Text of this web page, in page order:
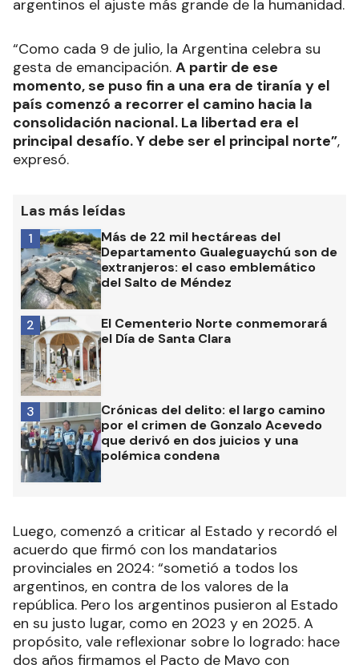
argentinos el ajuste más grande de la humanidad.
“Como cada 9 de julio, la Argentina celebra su
gesta de emancipación. A partir de ese
momento, se puso fin a una era de tiranía y el
país comenzó a recorrer el camino hacia la
consolidación nacional. La libertad era el
principal desafío. Y debe ser el principal norte”,
expresó.
Las más leídas
Más de 22 mil hectáreas del
Departamento Gualeguaychú son de
extranjeros: el caso emblemático
del Salto de Méndez
1
El Cementerio Norte conmemorará
el Día de Santa Clara
2
Crónicas del delito: el largo camino
por el crimen de Gonzalo Acevedo
que derivó en dos juicios y una
polémica condena
3
Luego, comenzó a criticar al Estado y recordó el
acuerdo que firmó con los mandatarios
provinciales en 2024: “sometió a todos los
argentinos, en contra de los valores de la
república. Pero los argentinos pusieron al Estado
en su justo lugar, como en 2023 y en 2025. A
propósito, vale reflexionar sobre lo logrado: hace
dos años firmamos el Pacto de Mayo con